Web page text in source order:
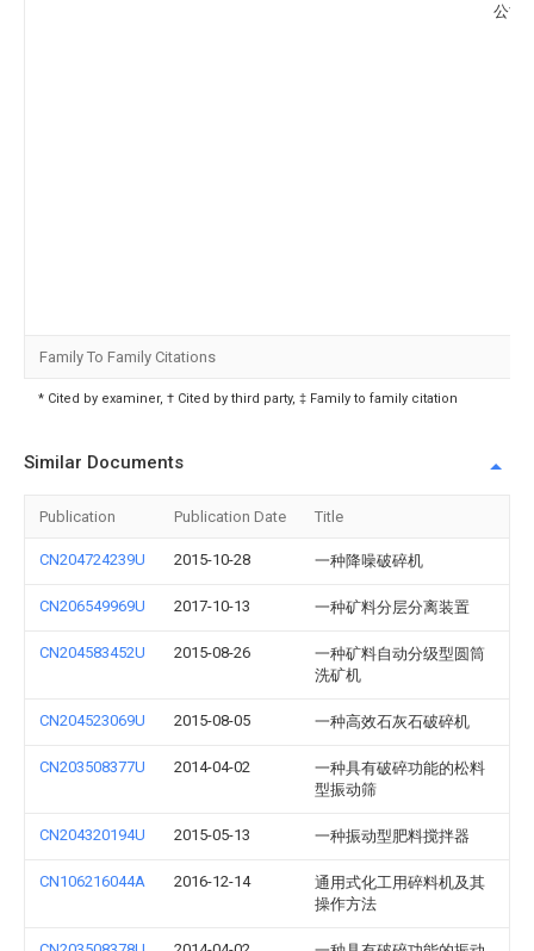
公司
Family To Family Citations
* Cited by examiner, † Cited by third party, ‡ Family to family citation
Similar Documents
Publication Publication Date Title
CN204724239U 2015-10-28 一种降噪破碎机
CN206549969U 2017-10-13 一种矿料分层分离装置
CN204583452U 2015-08-26
一种矿料自动分级型圆筒
洗矿机
CN204523069U 2015-08-05 一种高效石灰石破碎机
CN203508377U 2014-04-02
一种具有破碎功能的松料
型振动筛
CN204320194U 2015-05-13 一种振动型肥料搅拌器
CN106216044A 2016-12-14
通用式化工用碎料机及其
操作方法